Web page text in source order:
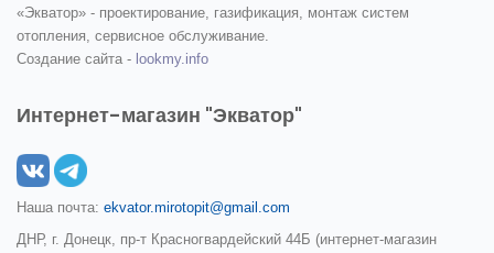
«Экватор» - проектирование, газификация, монтаж систем
отопления, сервисное обслуживание.
Создание сайта - lookmy.info
Интернет-магазин "Экватор"
Наша почта: ekvator.mirotopit@gmail.com
ДНР, г. Донецк, пр-т Красногвардейский 44Б (интернет-магазин